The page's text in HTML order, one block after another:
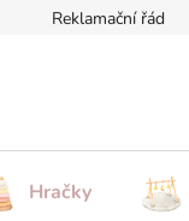
Reklamační řád
Hračky